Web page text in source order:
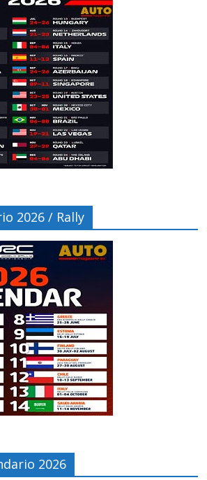
2026 / Rally
2026